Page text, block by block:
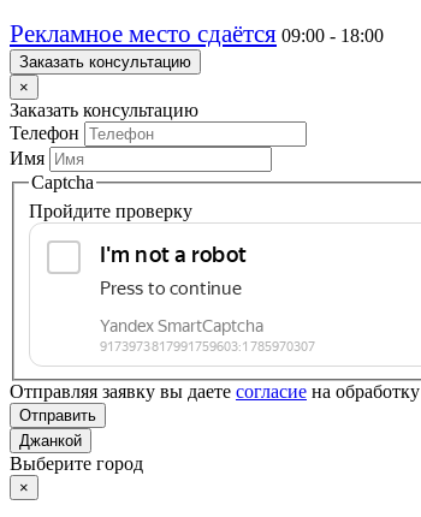
Рекламное место сдаётся 09:00 - 18:00
Заказать консультацию
×
Заказать консультацию
Телефон
Имя
Captcha
Пройдите проверку
Отправляя заявку вы даете согласие на обработку
Отправить
Джанкой
Выберите город
×